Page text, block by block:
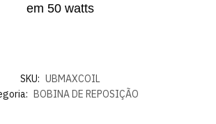
em 50 watts
SKU: UBMAXCOIL
BOBINA DE REPOSIÇÃO